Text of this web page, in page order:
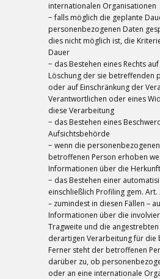
internationalen Organisationen
− falls möglich die geplante
personenbezogenen Daten
dies nicht möglich ist, die
Dauer
− das Bestehen eines Rechts
Löschung der sie betreffenden
oder auf Einschränkung der
Verantwortlichen oder eines
diese Verarbeitung
− das Bestehen eines
Aufsichtsbehörde
− wenn die
betroffenen Person erhoben
Informationen über die
− das Bestehen einer
einschließlich Profiling gem. Art.
– zumindest in diesen Fällen –
Informationen über die
Tragweite und die
derartigen Verarbeitung für die
Ferner steht der betroffenen
darüber zu, ob
oder an eine internationale